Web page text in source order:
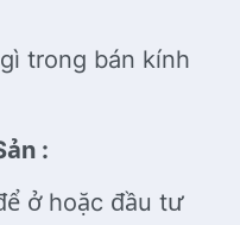
trong bán kính
:
ở hoặc đầu tư